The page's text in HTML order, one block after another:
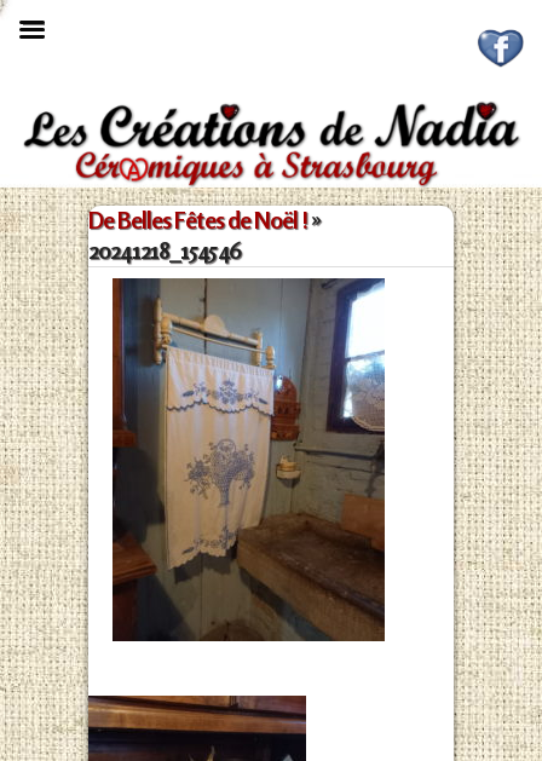

De Belles Fêtes de Noël !»
20241218_154546